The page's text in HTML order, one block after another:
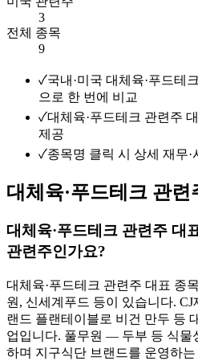
3
전체 종목
9
✓국내·미국 대체육·푸드테
으로 한 번에 비교
✓대체육·푸드테크 관련주
제공
✓종목명 클릭 시 상세 재무·
대체육·푸드테크 관
대체육·푸드테크 관련주 대
관련주인가요?
대체육·푸드테크 관련주 대표 종
원, 신세계푸드 등이 있습니다.
랜드 플랜테이블로 비건 만두 등
업입니다. 풀무원 — 두부 등 식물
하며 지구식단 브랜드를 운영하